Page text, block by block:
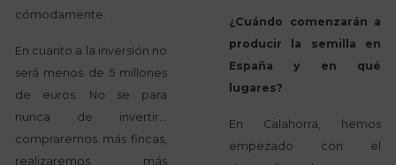
cómodamente.
En cuanto a la inversión no
será menos de 5 millones
de euros. No se para
nunca de invertir…
compraremos más fincas,
realizaremos más
¿Cuándo comenzarán a
producir la semilla en
España y en qué
lugares?
En Calahorra, hemos
empezado con el